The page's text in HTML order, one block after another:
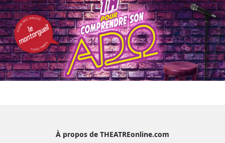
À propos de THEATREonline.com